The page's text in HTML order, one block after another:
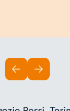
INDIETROAVANTI